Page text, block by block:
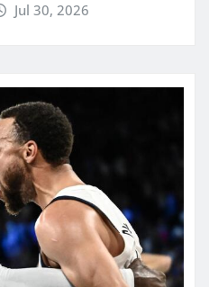
Jul 30, 2026